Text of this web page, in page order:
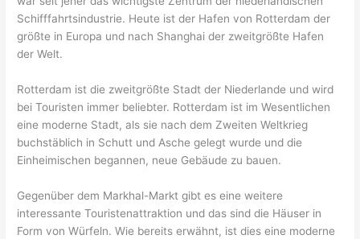
Schifffahrtsindustrie. Heute ist der Hafen von Rotterdam der
größte in Europa und nach Shanghai der zweitgrößte Hafen
der Welt.
Rotterdam ist die zweitgrößte Stadt der Niederlande und wird
bei Touristen immer beliebter. Rotterdam ist im Wesentlichen
eine moderne Stadt, als sie nach dem Zweiten Weltkrieg
buchstäblich in Schutt und Asche gelegt wurde und die
Einheimischen begannen, neue Gebäude zu bauen.
Gegenüber dem Markhal-Markt gibt es eine weitere
interessante Touristenattraktion und das sind die Häuser in
Form von Würfeln. Wie bereits erwähnt, ist dies eine moderne